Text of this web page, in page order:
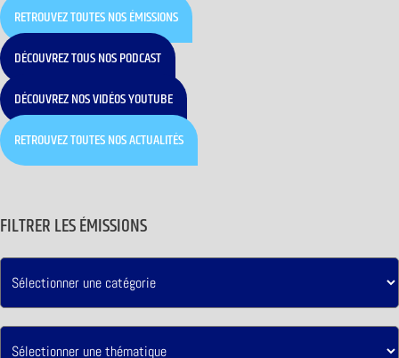
RETROUVEZ TOUTES NOS ÉMISSIONS
DÉCOUVREZ TOUS NOS PODCAST
DÉCOUVREZ NOS VIDÉOS YOUTUBE
RETROUVEZ TOUTES NOS ACTUALITÉS
FILTRER LES ÉMISSIONS